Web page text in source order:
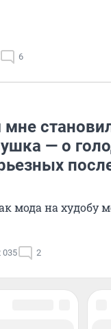
6
— о
мода на худобу
035 2